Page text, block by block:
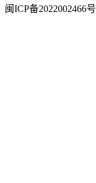
闽ICP备2022002466号